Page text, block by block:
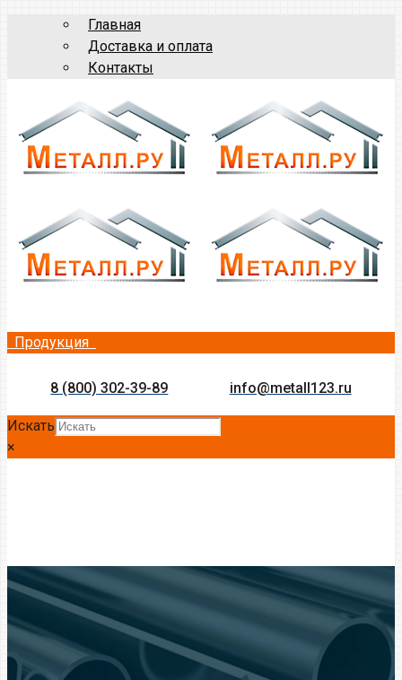
Главная
Доставка и оплата
Контакты
Продукция
8 (800) 302-39-89 info@metall123.ru
Искать
×